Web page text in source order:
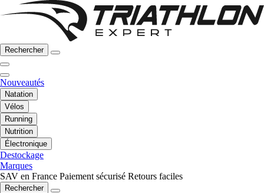
Rechercher
Nouveautés
Natation
Vélos
Running
Nutrition
Électronique
Destockage
Marques
SAV en France Paiement sécurisé Retours faciles
Rechercher